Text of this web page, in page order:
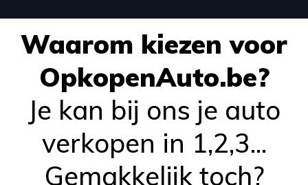
Waarom kiezen voor
OpkopenAuto.be?
Je kan bij ons je auto
verkopen in 1,2,3...
Gemakkelijk toch?